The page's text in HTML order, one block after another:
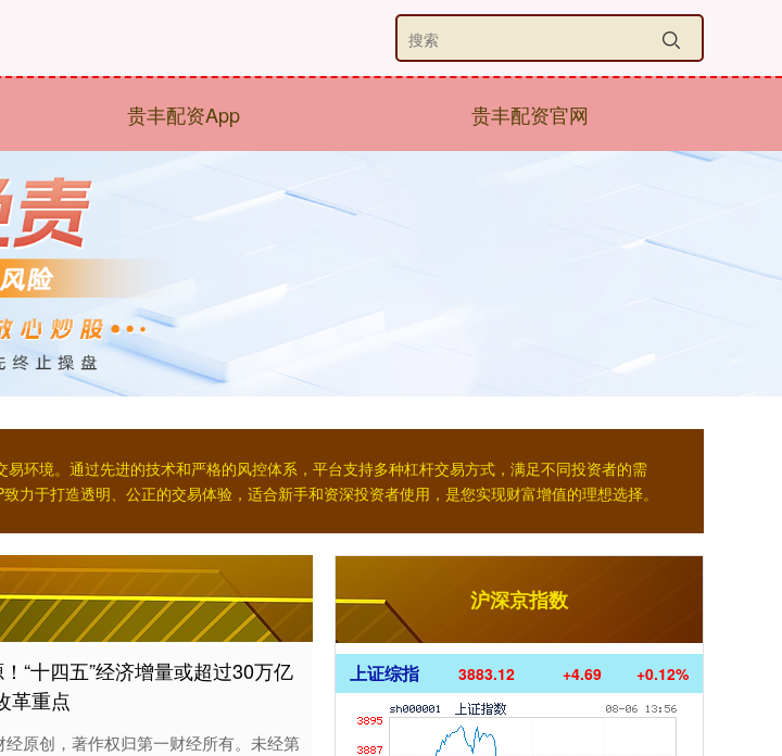
贵丰配资App 贵丰配资官网
环境。通过先进的技术和严格的风控体系，平台支持多种杠杆交易方式，满足不同投资者的需
于打造透明、公正的交易体验，适合新手和资深投资者使用，是您实现财富增值的理想选择。
“十四五”经济增量或超过30万亿
革重点
原创，著作权归第一财经所有。未经第
沪深京指数
上证综指 3883.12 +4.69 +0.12%